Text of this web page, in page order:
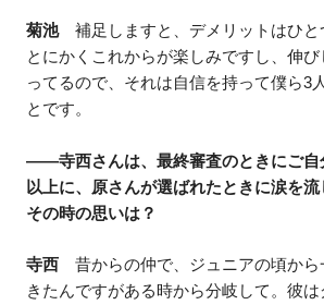
菊池補足しますと、デメリットはひと
とにかくこれからが楽しみですし、伸
ってるので、それは自信を持って僕ら3
とです。
——寺西さんは、最終審査のときにご自
以上に、原さんが選ばれたときに涙を流
その時の思いは？
寺西 昔からの仲で、ジュニアの頃から
きたんですがある時から分岐して。彼